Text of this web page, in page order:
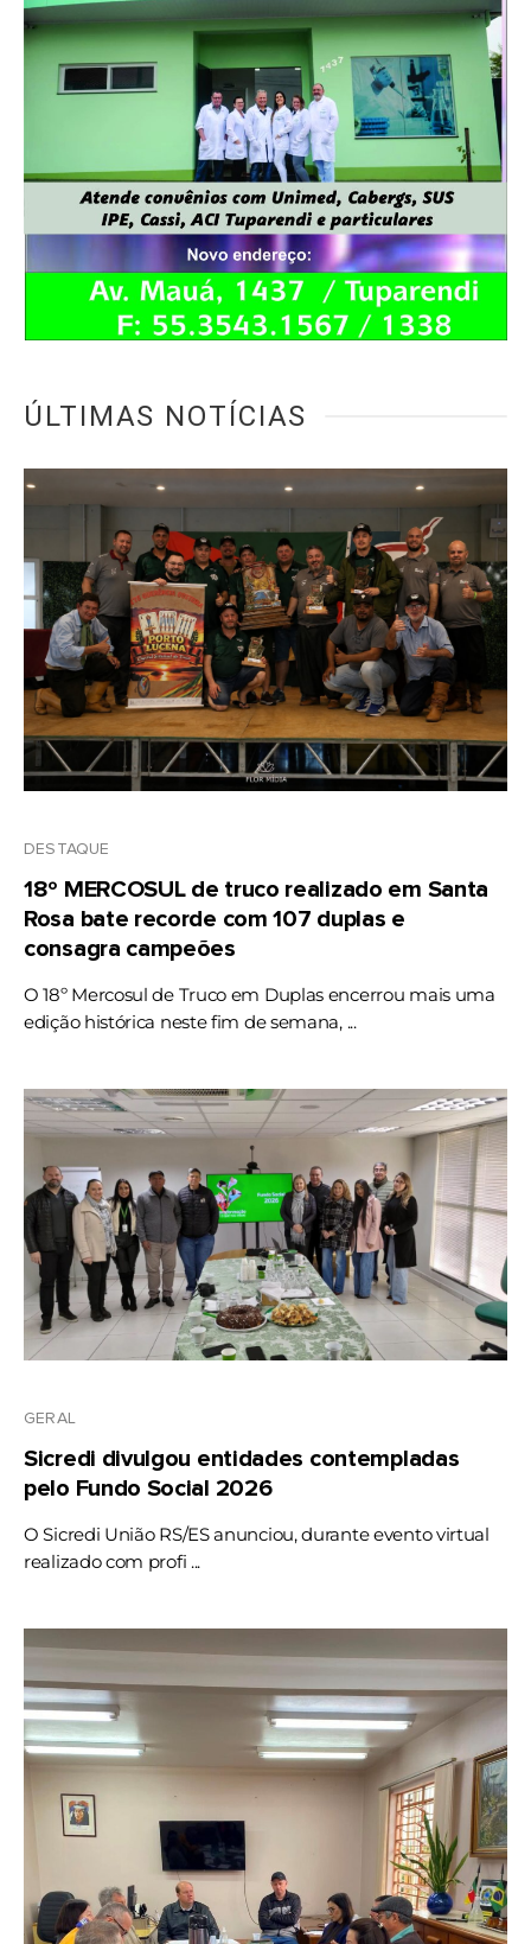
ÚLTIMAS NOTÍCIAS
DESTAQUE
18º MERCOSUL de truco realizado em Santa
Rosa bate recorde com 107 duplas e
consagra campeões
O 18º Mercosul de Truco em Duplas encerrou mais uma
edição histórica neste fim de semana, ...
GERAL
Sicredi divulgou entidades contempladas
pelo Fundo Social 2026
O Sicredi União RS/ES anunciou, durante evento virtual
realizado com profi ...